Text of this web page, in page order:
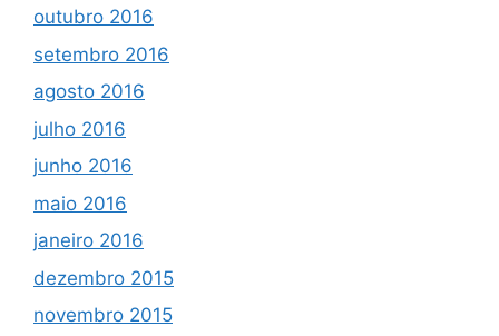
outubro 2016
setembro 2016
agosto 2016
julho 2016
junho 2016
maio 2016
janeiro 2016
dezembro 2015
novembro 2015